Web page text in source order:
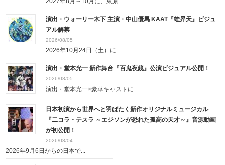
演出・ウォーリー木下 主演・中山優馬 KAAT『蛙昇天』ビジュ
アル解禁
2026/08/05
2026年10月24日（土）に...
演出・堂本光一 新作舞台『百鬼夜鏡』公演ビジュアル公開！
2026/08/05
演出・堂本光一×豪華キャストに...
日本初演から世界へと羽ばたく新作オリジナルミュージカル
『二コラ・テスラ ～エジソンが恐れた孤高の天才～』音源動画
が初公開！
2026/08/04
2026年9月6日からの日本で...